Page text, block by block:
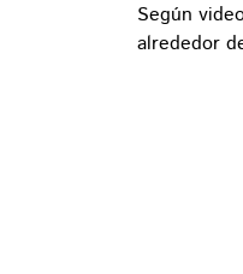
Según
alrededor